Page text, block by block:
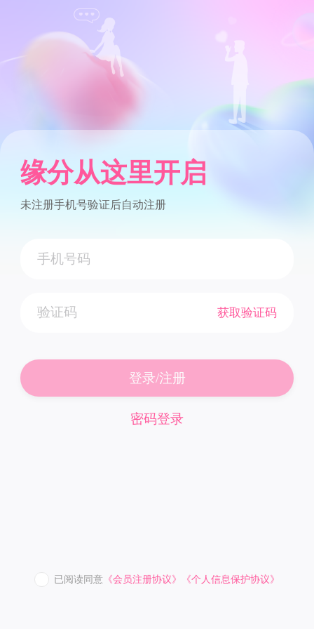
缘分从这里开启
未注册手机号验证后自动注册
获取验证码
登录/注册
密码登录
已阅读同意 《会员注册协议》 《个人信息保护协议》